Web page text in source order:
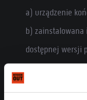
a) urządzenie
b)
dostępnej wersji
c) aktywne i